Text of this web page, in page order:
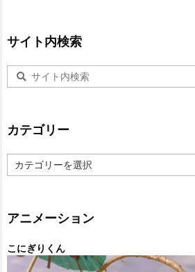
サイト内検索
カテゴリー
テ
ー
アニメーション
こにぎりくん